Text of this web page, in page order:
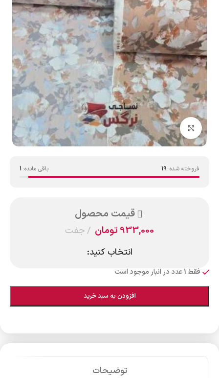
بزرگنمایی تصویر
فروخته شده: 19 باقی مانده: 1
قیمت محصول
933,000تومان جفت
انتخاب کنید:
فقط 1 عدد در انبار موجود است
افزودن به سبد خرید
توضیحات